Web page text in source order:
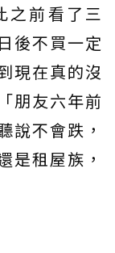
之前看了三
後不買一定
現在真的沒
朋友六年前
說不會跌，
是租屋族，